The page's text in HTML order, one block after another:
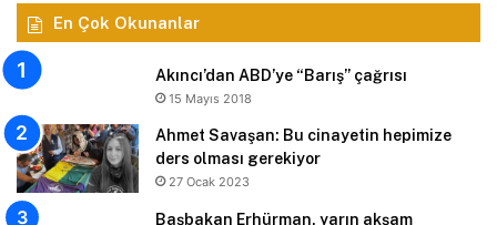
En Çok Okunanlar
Akıncı’dan ABD’ye “Barış” çağrısı
15 Mayıs 2018
Ahmet Savaşan: Bu cinayetin hepimize
ders olması gerekiyor
27 Ocak 2023
Başbakan Erhürman, yarın akşam